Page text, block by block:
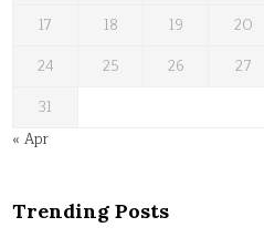
17
18 19 20
24
25 26 27
31
« Apr
Trending Posts